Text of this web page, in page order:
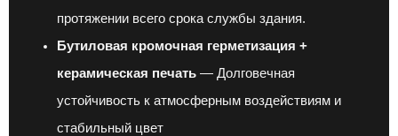
протяжении всего срока службы здания.
Бутиловая кромочная герметизация +
керамическая печать— Долговечная
устойчивость к атмосферным воздействиям и
стабильный цвет